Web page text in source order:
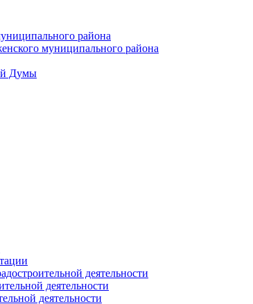
района
муниципального района
Думы
деятельности
деятельности
деятельности